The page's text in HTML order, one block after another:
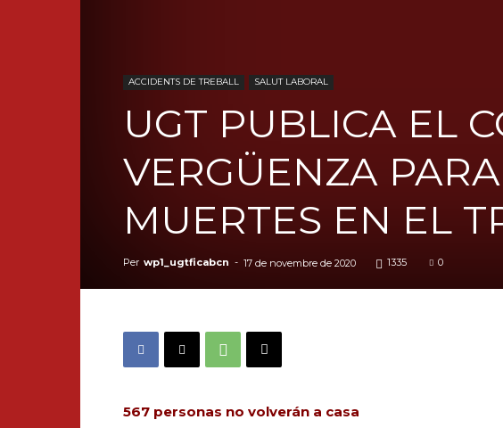
ACCIDENTS DE TREBALL SALUT LABORAL
UGT PUBLICA EL
VERGÜENZA
MUERTES EN EL
Per wp1_ugtficabcn - 17 de novembre de 2020 1335 0
567 personas no volverán a casa